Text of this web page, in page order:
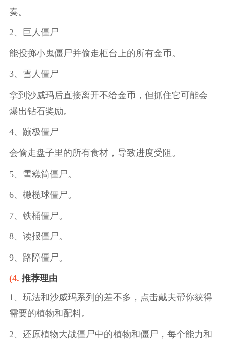
奏。
2、巨人僵尸
能投掷小鬼僵尸并偷走柜台上的所有金币。
3、雪人僵尸
拿到沙威玛后直接离开不给金币，但抓住它可能会
爆出钻石奖励。
4、蹦极僵尸
会偷走盘子里的所有食材，导致进度受阻。
5、雪糕筒僵尸。
6、橄榄球僵尸。
7、铁桶僵尸。
8、读报僵尸。
9、路障僵尸。
(4. 推荐理由
1、玩法和沙威玛系列的差不多，点击戴夫帮你获得
需要的植物和配料。
2、还原植物大战僵尸中的植物和僵尸，每个能力和